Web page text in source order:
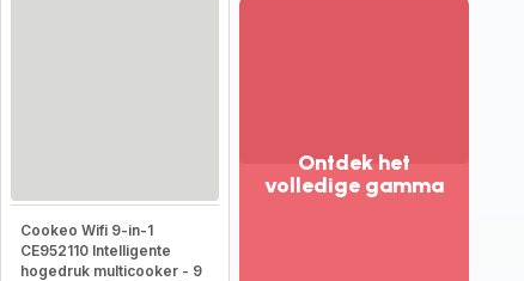
Cookeo Wifi 9-in-1
CE952110 Intelligente
hogedruk multicooker - 9
Ontdek het
volledige gamma